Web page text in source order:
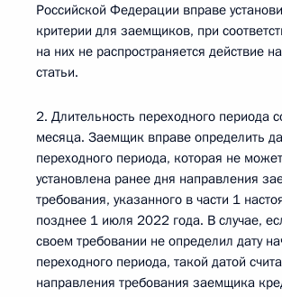
Российской Федерации вправе
критерии для заемщиков, при
на них не распространяется действие
статьи.
2. Длительность переходного периода
месяца. Заемщик вправе определить
переходного периода, которая не
установлена ранее дня направления
требования, указанного в части 1
позднее 1 июля 2022 года. В случае,
своем требовании не определил дату
переходного периода, такой датой
направления требования заемщика